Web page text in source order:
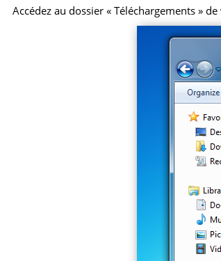
Accédez au dossier « Téléchargements »